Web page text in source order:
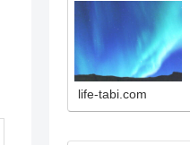
life-tabi.com